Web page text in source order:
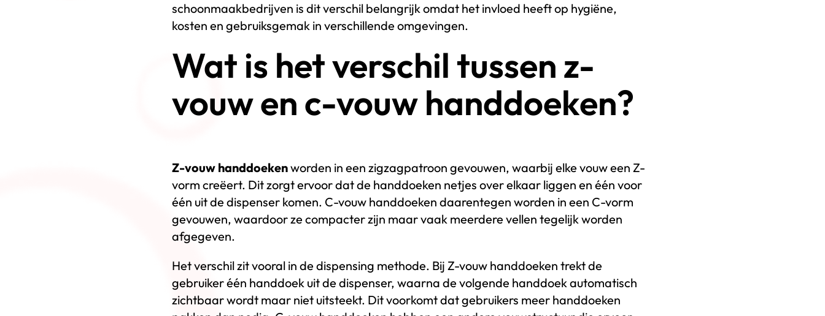
schoonmaakbedrijven is dit verschil belangrijk omdat het invloed heeft op hygiëne,
kosten en gebruiksgemak in verschillende omgevingen.
Wat is het verschil tussen z-
vouw en c-vouw handdoeken?
Z-vouw handdoekenworden in een zigzagpatroon gevouwen, waarbij elke vouw een Z-
vorm creëert. Dit zorgt ervoor dat de handdoeken netjes over elkaar liggen en één voor
één uit de dispenser komen. C-vouw handdoeken daarentegen worden in een C-vorm
gevouwen, waardoor ze compacter zijn maar vaak meerdere vellen tegelijk worden
afgegeven.
Het verschil zit vooral in de dispensing methode. Bij Z-vouw handdoeken trekt de
gebruiker één handdoek uit de dispenser, waarna de volgende handdoek automatisch
zichtbaar wordt maar niet uitsteekt. Dit voorkomt dat gebruikers meer handdoeken